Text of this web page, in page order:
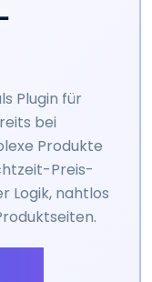
Plugin für
bei
Produkte
Preis­
Logik, nahtlos